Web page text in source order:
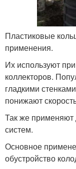
Пластиковые
применения.
Их используют
коллекторов.
гладкими
понижают
Так же
систем.
Основное
обустройство